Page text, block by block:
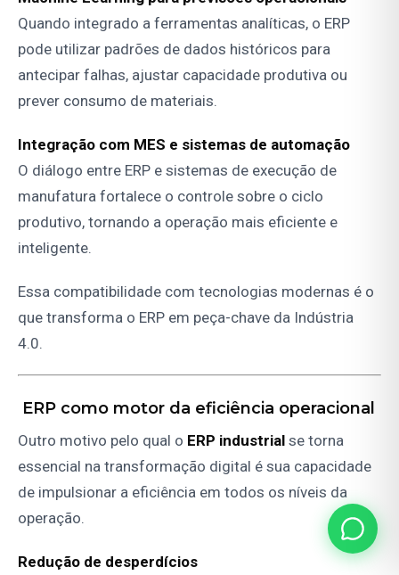
Quando integrado a ferramentas analíticas, o ERP
pode utilizar padrões de dados históricos para
antecipar falhas, ajustar capacidade produtiva ou
prever consumo de materiais.
Integração com MES e sistemas de automação
O diálogo entre ERP e sistemas de execução de
manufatura fortalece o controle sobre o ciclo
produtivo, tornando a operação mais eficiente e
inteligente.
Essa compatibilidade com tecnologias modernas é o
que transforma o ERP em peça-chave da Indústria
4.0.
ERP como motor da eficiência operacional
Outro motivo pelo qual o ERP industrial se torna
essencial na transformação digital é sua capacidade
de impulsionar a eficiência em todos os níveis da
operação.
Redução de desperdícios